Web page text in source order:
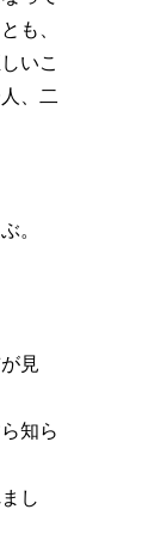
も、
いこ
、二
。
見
知ら
し